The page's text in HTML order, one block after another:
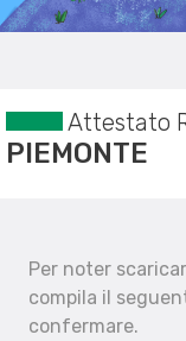
Attestato
PIEMONTE
Per noter
compila il
confermare.